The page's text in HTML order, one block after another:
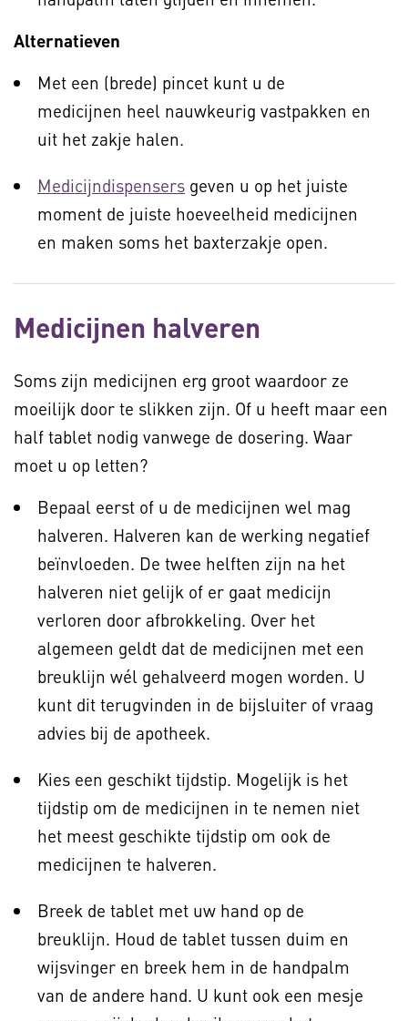
Alternatieven
Met een (brede) pincet kunt u de
medicijnen heel nauwkeurig vastpakken en
uit het zakje halen.
Medicijndispensers geven u op het juiste
moment de juiste hoeveelheid medicijnen
en maken soms het baxterzakje open.
Medicijnen halveren
Soms zijn medicijnen erg groot waardoor ze
moeilijk door te slikken zijn. Of u heeft maar een
half tablet nodig vanwege de dosering. Waar
moet u op letten?
Bepaal eerst of u de medicijnen wel mag
halveren. Halveren kan de werking negatief
beïnvloeden. De twee helften zijn na het
halveren niet gelijk of er gaat medicijn
verloren door afbrokkeling. Over het
algemeen geldt dat de medicijnen met een
breuklijn wél gehalveerd mogen worden. U
kunt dit terugvinden in de bijsluiter of vraag
advies bij de apotheek.
Kies een geschikt tijdstip. Mogelijk is het
tijdstip om de medicijnen in te nemen niet
het meest geschikte tijdstip om ook de
medicijnen te halveren.
Breek de tablet met uw hand op de
breuklijn. Houd de tablet tussen duim en
wijsvinger en breek hem in de handpalm
van de andere hand. U kunt ook een mesje